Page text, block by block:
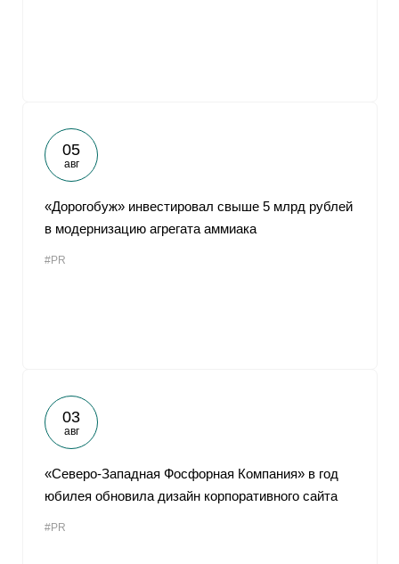
05
авг
«Дорогобуж» инвестировал свыше 5 млрд рублей
в модернизацию агрегата аммиака
#PR
03
авг
«Северо-Западная Фосфорная Компания» в год
юбилея обновила дизайн корпоративного сайта
#PR